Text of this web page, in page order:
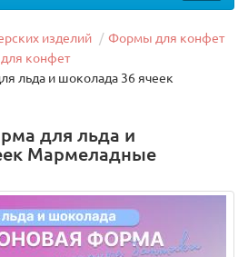
изделий
Формы для конфет
конфет
льда и шоколада 36 ячеек
для льда и
Мармеладные